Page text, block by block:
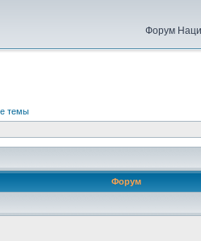
Форум
темы
Форум